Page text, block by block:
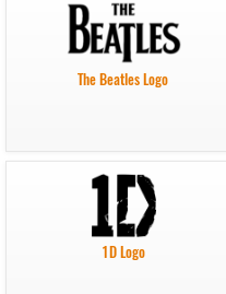
The Beatles Logo
1D Logo